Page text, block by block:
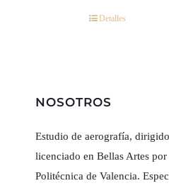
Detalles
NOSOTROS
Estudio de aerografía,
licenciado en Bellas Artes
Politécnica de Valencia.